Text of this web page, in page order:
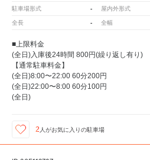
駐車場形式 - 屋内外形式
全長 - 全幅
■上限料金
(全日)入庫後24時間 800円(繰り返し有り)
【通常駐車料金】
(全日)8:00〜22:00 60分200円
(全日)22:00〜8:00 60分100円
(全日)
2 人がお気に入りの駐車場